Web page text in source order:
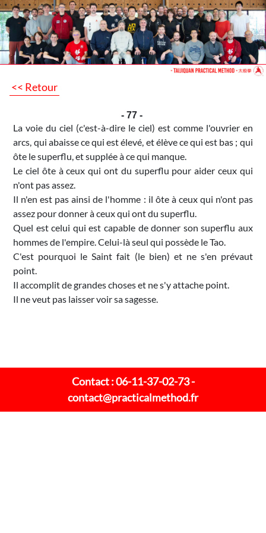
<< Retour
- 77 -
La voie du ciel (c'est-à-dire le ciel) est comme l'ouvrier en
arcs, qui abaisse ce qui est élevé, et élève ce qui est bas ; qui
ôte le superflu, et supplée à ce qui manque.
Le ciel ôte à ceux qui ont du superflu pour aider ceux qui
n'ont pas assez.
Il n'en est pas ainsi de l'homme : il ôte à ceux qui n'ont pas
assez pour donner à ceux qui ont du superflu.
Quel est celui qui est capable de donner son superflu aux
hommes de l'empire. Celui-là seul qui possède le Tao.
C'est pourquoi le Saint fait (le bien) et ne s'en prévaut
point.
Il accomplit de grandes choses et ne s'y attache point.
Il ne veut pas laisser voir sa sagesse.
Contact : 06-11-37-02-73 -
contact@practicalmethod.fr